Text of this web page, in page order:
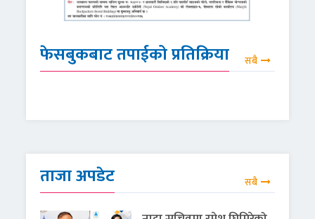
फेसबुकबाट तपाईको प्रतिक्रिया सबै
ताजा अपडेट सबै